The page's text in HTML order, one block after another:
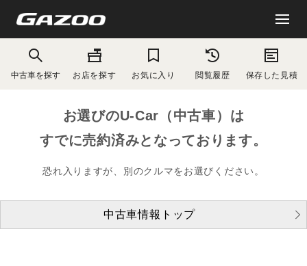
中古車を探す お店を探す お気に入り 閲覧履歴 保存した見積
お選びのU-Car（中古車）は
すでに売約済みとなっております。
恐れ入りますが、別のクルマをお選びください。
中古車情報トップ